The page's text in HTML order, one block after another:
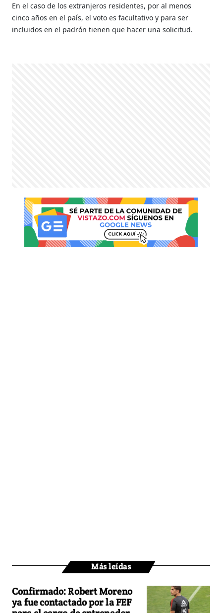
En el caso de los extranjeros residentes, por al menos
cinco años en el país, el voto es facultativo y para ser
incluidos en el padrón tienen que hacer una solicitud.
Más leídas
Confirmado: Robert Moreno
ya fue contactado por la FEF